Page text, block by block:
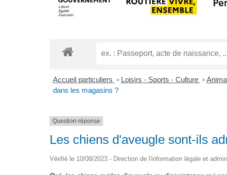
Accueil particuliers > Loisirs - Sports - Culture >
dans les magasins ?
Question-réponse
Les chiens d'aveugle sont-ils
Vérifié le 10/08/2023 - Direction de l'information légale et